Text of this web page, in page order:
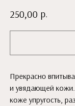
250,00 р.
Прекрасно
и увядающей кожи.
коже упругость,